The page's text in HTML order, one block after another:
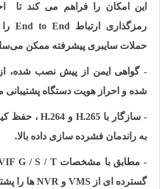
این امکان را فراهم می کند تا
رمزگذاری ارتباط End to End
حملات سایبری پیشرفته ممکن
- گواهی ایمن از پیش نصب شده،
شده و احراز هویت دستگاه پشتیبانی
- سازگار با H.265 و H.264 ، حفظ
به راندمان فشرده سازی داده بالا.
- مطابق با مشخصاتG / S / T
گسترده ای از VMS و NVR ها را